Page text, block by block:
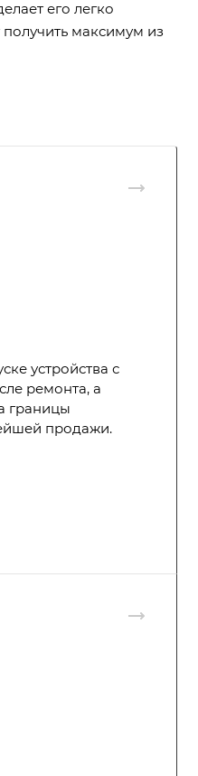
его легко
получить максимум из
устройства с
ремонта, а
границы
продажи.